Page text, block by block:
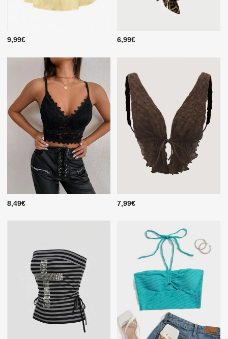
9,99€ 6,99€
8,49€ 7,99€